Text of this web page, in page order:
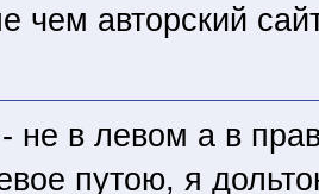
чем авторский
не в левом а в
путою, я